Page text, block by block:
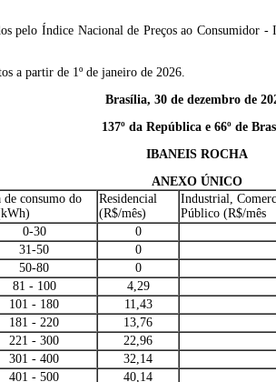
pelo Índice Nacional de Preços ao Consumidor
a partir de 1º de janeiro de 2026.
Brasília, 30 de dezembro de
137º da República e 66º de
IBANEIS ROCHA
ANEXO ÚNICO
de consumo do
Residencial
(R$/mês)
Industrial,
Público (R$/mês
0-30
0
31-50
0
50-80
0
81 - 100
4,29
101 - 180
11,43
181 - 220
13,76
221 - 300
22,96
301 - 400
32,14
401 - 500
40,14